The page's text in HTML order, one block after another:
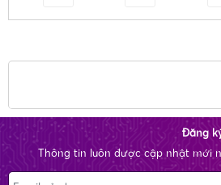
Đăng
Thông tin luôn được cập nhật mới